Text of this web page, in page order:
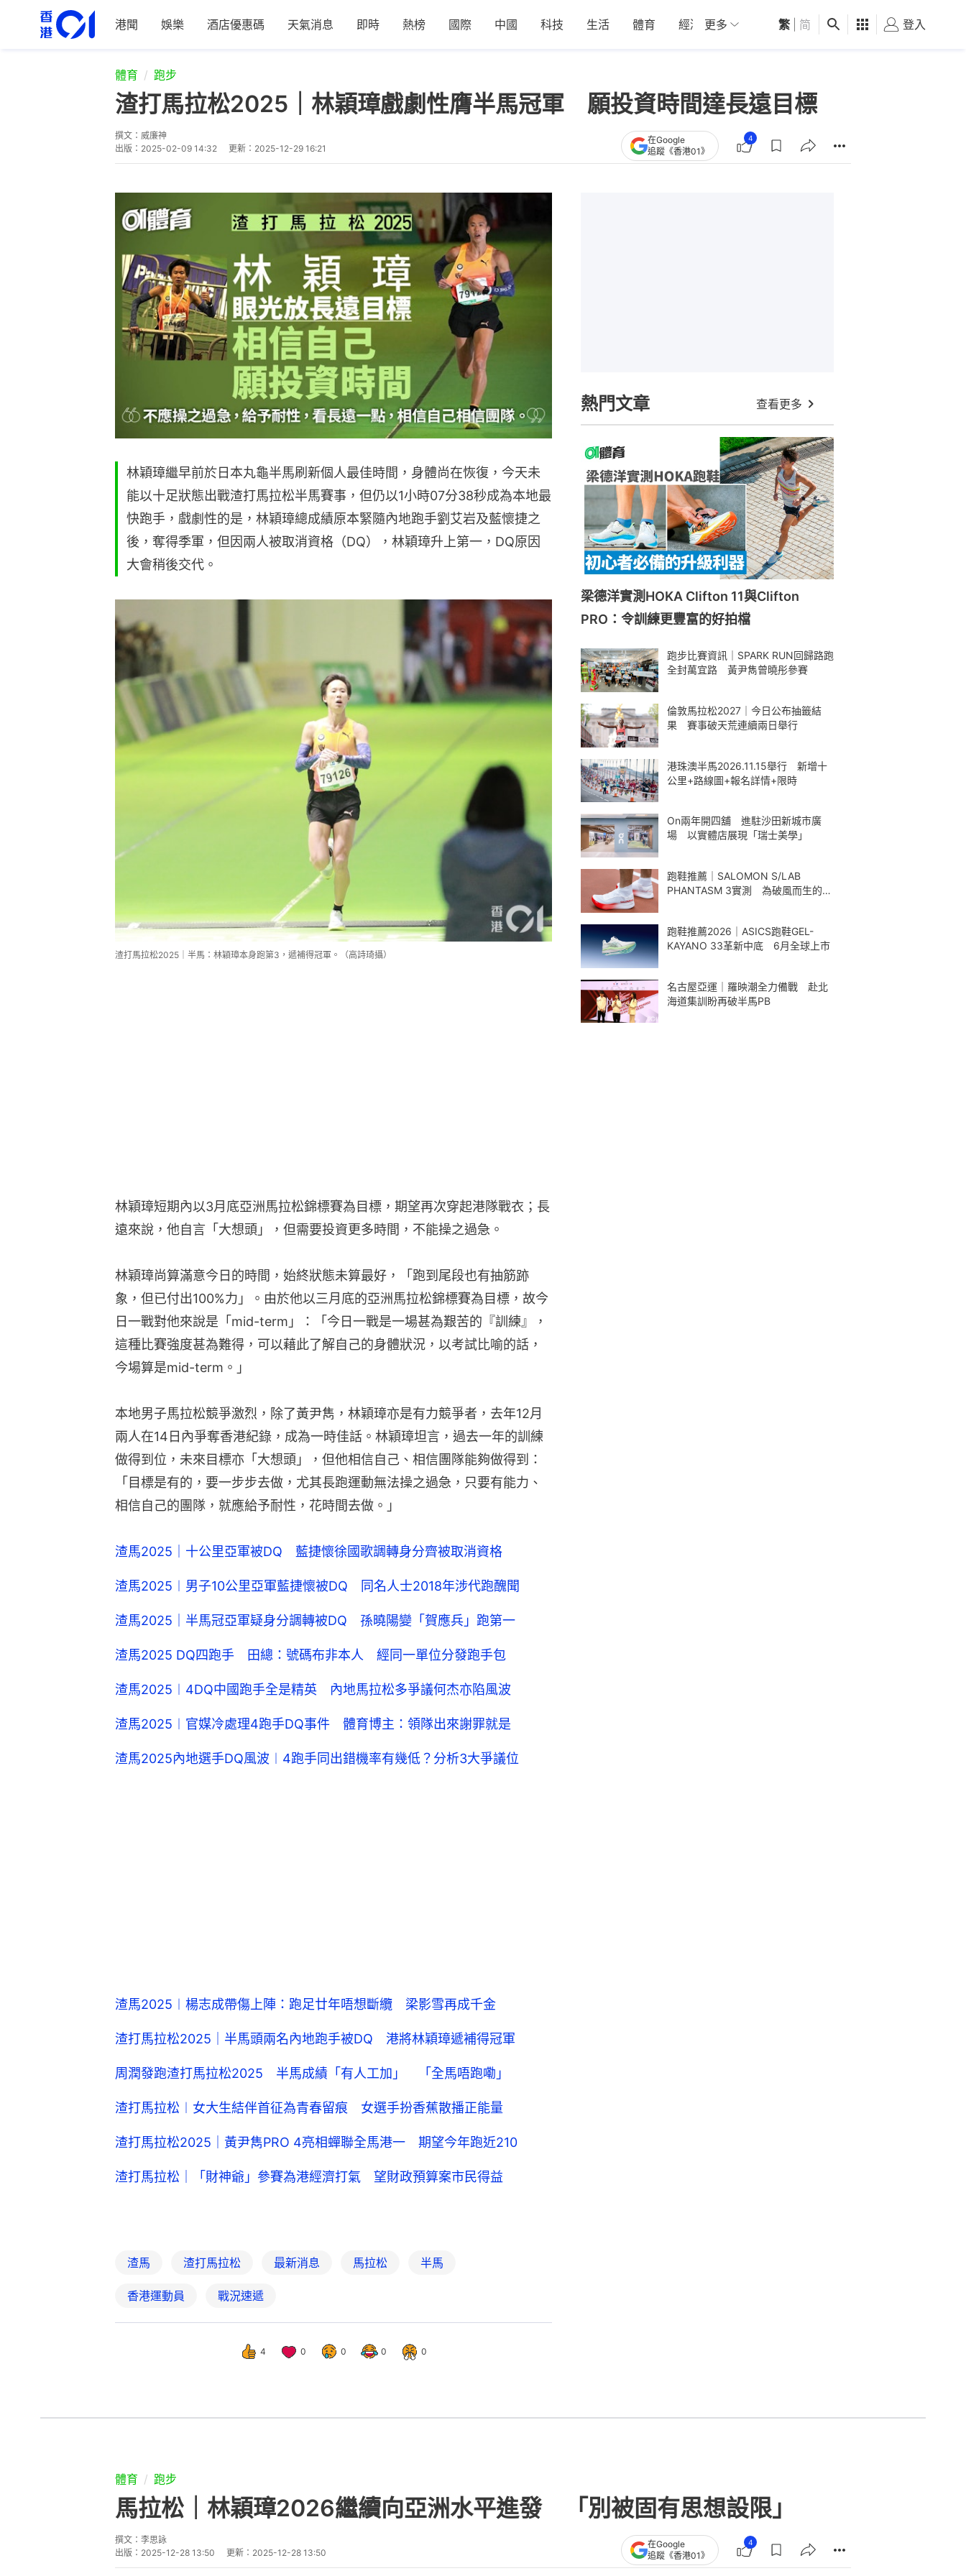
港聞 娛樂 酒店優惠碼 天氣消息 即時 熱榜 國際 中國 科技 生活 體育 經濟 01深圳 觀點 健康 好食玩飛
更多 繁 简 登入
體育 跑步
渣打馬拉松2025｜林穎璋戲劇性膺半馬冠軍 願投資時間達長遠目標
撰文： 威廉神
出版： 2025-02-09 14:32 更新： 2025-12-29 16:21
在Google
追蹤《香港01》
4
林穎璋繼早前於日本丸龜半馬刷新個人最佳時間，身體尚在恢復，今天未
能以十足狀態出戰渣打馬拉松半馬賽事，但仍以1小時07分38秒成為本地最
快跑手，戲劇性的是，林穎璋總成績原本緊隨內地跑手劉艾岩及藍懷捷之
後，奪得季軍，但因兩人被取消資格（DQ），林穎璋升上第一，DQ原因
大會稍後交代。
渣打馬拉松2025｜半馬：林穎璋本身跑第3，遞補得冠軍。（高詩琦攝）
林穎璋短期內以3月底亞洲馬拉松錦標賽為目標，期望再次穿起港隊戰衣；長
遠來說，他自言「大想頭」，但需要投資更多時間，不能操之過急。
林穎璋尚算滿意今日的時間，始終狀態未算最好，「跑到尾段也有抽筋跡
象，但已付出100%力」。由於他以三月底的亞洲馬拉松錦標賽為目標，故今
日一戰對他來說是「mid-term」：「今日一戰是一場甚為艱苦的『訓練』，
這種比賽強度甚為難得，可以藉此了解自己的身體狀況，以考試比喻的話，
今場算是mid-term。」
本地男子馬拉松競爭激烈，除了黃尹雋，林穎璋亦是有力競爭者，去年12月
兩人在14日內爭奪香港紀錄，成為一時佳話。林穎璋坦言，過去一年的訓練
做得到位，未來目標亦「大想頭」，但他相信自己、相信團隊能夠做得到：
「目標是有的，要一步步去做，尤其長跑運動無法操之過急，只要有能力、
相信自己的團隊，就應給予耐性，花時間去做。」
渣馬2025｜十公里亞軍被DQ 藍捷懷徐國歌調轉身分齊被取消資格
渣馬2025︱男子10公里亞軍藍捷懷被DQ 同名人士2018年涉代跑醜聞
渣馬2025｜半馬冠亞軍疑身分調轉被DQ 孫曉陽變「賀應兵」跑第一
渣馬2025 DQ四跑手 田總：號碼布非本人 經同一單位分發跑手包
渣馬2025︱4DQ中國跑手全是精英 內地馬拉松多爭議何杰亦陷風波
渣馬2025︱官媒冷處理4跑手DQ事件 體育博主：領隊出來謝罪就是
渣馬2025內地選手DQ風波︱4跑手同出錯機率有幾低？分析3大爭議位
渣馬2025︱楊志成帶傷上陣：跑足廿年唔想斷纜 梁影雪再成千金
渣打馬拉松2025｜半馬頭兩名內地跑手被DQ 港將林穎璋遞補得冠軍
周潤發跑渣打馬拉松2025 半馬成績「有人工加」 「全馬唔跑嘞」
渣打馬拉松︱女大生結伴首征為青春留痕 女選手扮香蕉散播正能量
渣打馬拉松2025｜黃尹雋PRO 4亮相蟬聯全馬港一 期望今年跑近210
渣打馬拉松｜「財神爺」參賽為港經濟打氣 望財政預算案市民得益
渣馬 渣打馬拉松 最新消息 馬拉松 半馬
香港運動員 戰況速遞
4 0 0 0 0
熱門文章 查看更多
梁德洋實測HOKA Clifton 11與Clifton
PRO：令訓練更豐富的好拍檔
跑步比賽資訊｜SPARK RUN回歸路跑
全封萬宜路 黃尹雋曾曉彤參賽
倫敦馬拉松2027｜今日公布抽籤結
果 賽事破天荒連續兩日舉行
港珠澳半馬2026.11.15舉行 新增十
公里+路線圖+報名詳情+限時
On兩年開四舖 進駐沙田新城市廣
場 以實體店展現「瑞士美學」
跑鞋推薦｜SALOMON S/LAB
PHANTASM 3實測 為破風而生的碳
跑鞋推薦2026｜ASICS跑鞋GEL-
KAYANO 33革新中底 6月全球上市
名古屋亞運｜羅映潮全力備戰 赴北
海道集訓盼再破半馬PB
馬拉松｜林穎璋2026繼續向亞洲水平進發 「別被固有思想設限」
出版： 2025-12-28 13:50
追蹤《香港01》